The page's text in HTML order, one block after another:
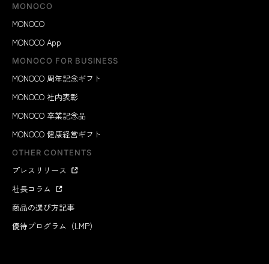
MONOCO
MONOCO
MONOCO App
MONOCO FOR BUSINESS
MONOCO 周年記念ギフト
MONOCO 社内表彰
MONOCO 卒業記念品
MONOCO 健康経営ギフト
OTHER CONTENTS
プレスリリース
社長コラム
商品の選び方記事
優待プログラム（LMP）